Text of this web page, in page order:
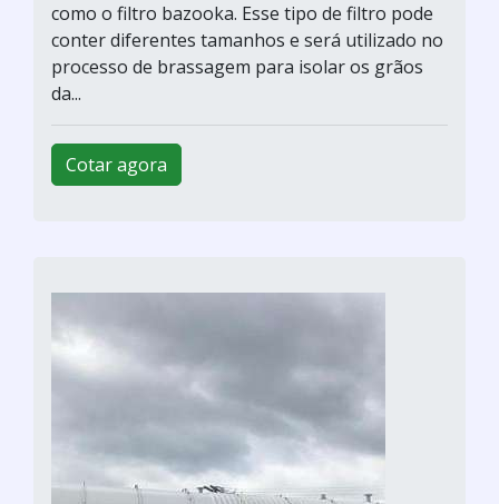
como o filtro bazooka. Esse tipo de filtro pode
conter diferentes tamanhos e será utilizado no
processo de brassagem para isolar os grãos
da...
Cotar agora